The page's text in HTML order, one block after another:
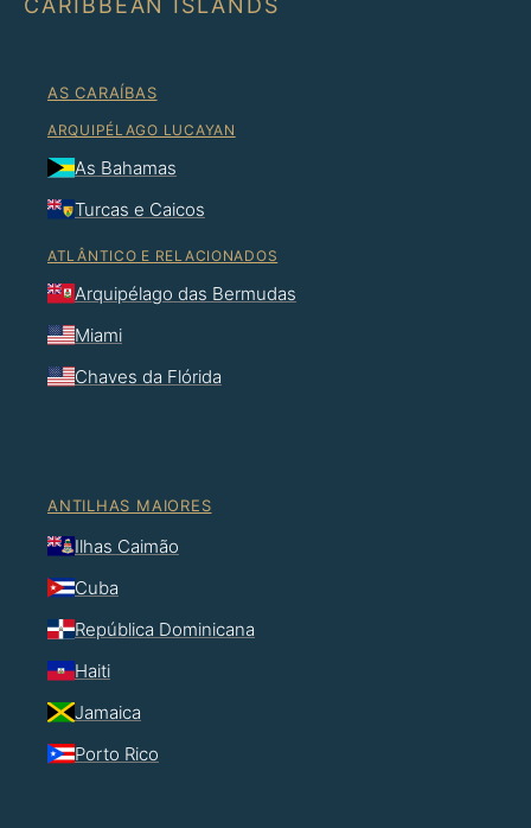
AS CARAÍBAS
ARQUIPÉLAGO LUCAYAN
As Bahamas
Turcas e Caicos
ATLÂNTICO E RELACIONADOS
Arquipélago das Bermudas
Miami
Chaves da Flórida
ANTILHAS MAIORES
Ilhas Caimão
Cuba
República Dominicana
Haiti
Jamaica
Porto Rico